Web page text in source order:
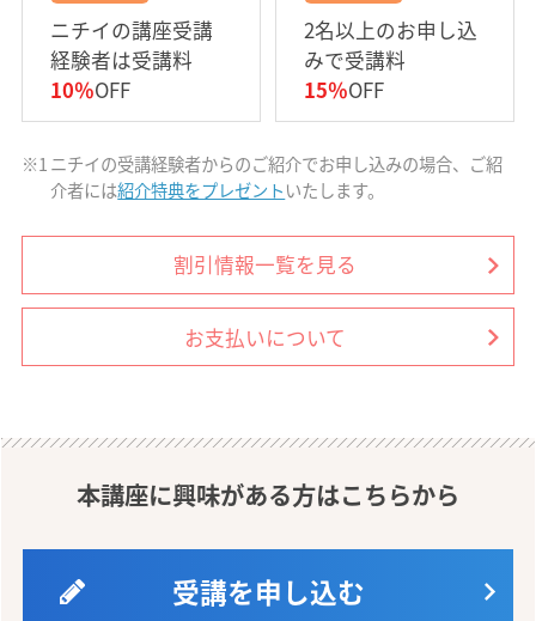
ニチイの講座受講
経験者は受講料
10％OFF
2名以上のお申し込
みで受講料
15％OFF
※1ニチイの受講経験者からのご紹介でお申し込みの場合、ご紹
介者には紹介特典をプレゼントいたします。
割引情報一覧を見る
お支払いについて
本講座に興味がある方はこちらから
受講を申し込む